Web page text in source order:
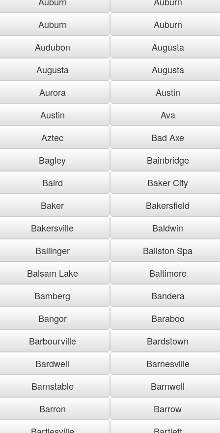
Auburn
Auburn
Audubon
Augusta
Augusta
Augusta
Aurora
Austin
Austin
Ava
Aztec
Bad Axe
Bagley
Bainbridge
Baird
Baker City
Baker
Bakersfield
Bakersville
Baldwin
Ballinger
Ballston Spa
Balsam Lake
Baltimore
Bamberg
Bandera
Bangor
Baraboo
Barbourville
Bardstown
Bardwell
Barnesville
Barnstable
Barnwell
Barron
Barrow